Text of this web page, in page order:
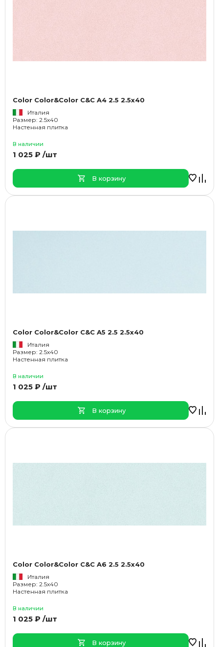
Color Color&Color C&C A4 2.5 2.5x40
Италия
Размер: 2.5x40
Настенная плитка
В наличии
1 025 ₽ /шт
В корзину
Color Color&Color C&C A5 2.5 2.5x40
Италия
Размер: 2.5x40
Настенная плитка
В наличии
1 025 ₽ /шт
В корзину
Color Color&Color C&C A6 2.5 2.5x40
Италия
Размер: 2.5x40
Настенная плитка
В наличии
1 025 ₽ /шт
В корзину